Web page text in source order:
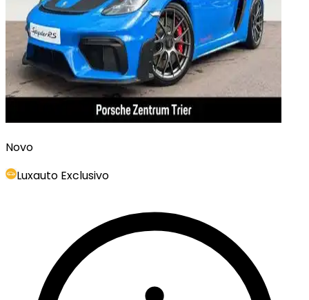
Novo
Luxauto Exclusivo